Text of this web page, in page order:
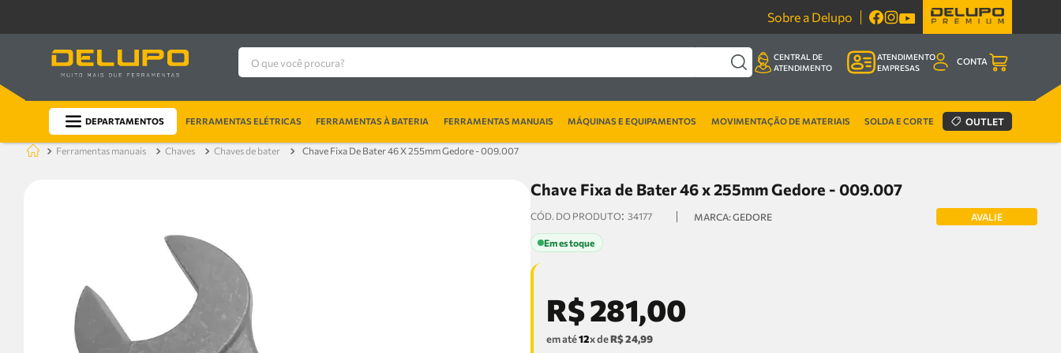
Sobre a Delupo
O que você procura?
CENTRAL DE
ATENDIMENTO
ATENDIMENTO
EMPRESAS
CONTA
DEPARTAMENTOS FERRAMENTAS ELÉTRICAS FERRAMENTAS À BATERIA FERRAMENTAS MANUAIS MÁQUINAS E EQUIPAMENTOS MOVIMENTAÇÃO DE MATERIAIS SOLDA E CORTE OUTLET
ferramentas manuais chaves chaves de bater Chave Fixa De Bater 46 X 255mm Gedore - 009.007
Chave Fixa de Bater 46 x 255mm Gedore - 009.007
: 34177 GEDORE AVALIE
Em estoque
R$281,00
em até12x deR$24,99